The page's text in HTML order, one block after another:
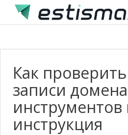
Как
записи
инструментов
инструкция